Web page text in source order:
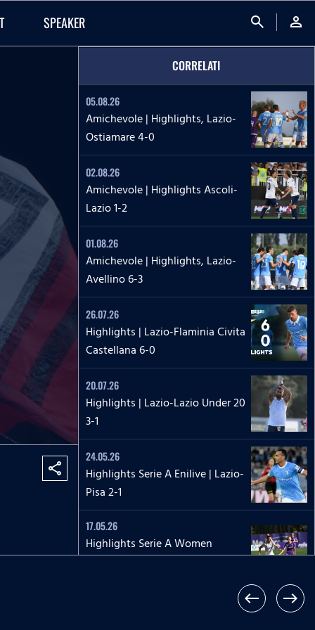
SPEAKER search person
share
CORRELATI
05.08.26
Amichevole | Highlights, Lazio-
Ostiamare 4-0
02.08.26
Amichevole | Highlights Ascoli-
Lazio 1-2
01.08.26
Amichevole | Highlights, Lazio-
Avellino 6-3
26.07.26
Highlights | Lazio-Flaminia Civita
Castellana 6-0
20.07.26
Highlights | Lazio-Lazio Under 20
3-1
24.05.26
Highlights Serie A Enilive | Lazio-
Pisa 2-1
17.05.26
Highlights Serie A Women
Athora | Fiorentina-Lazio
west east